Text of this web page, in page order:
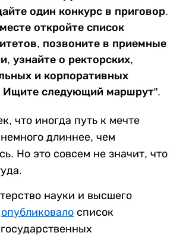
один конкурс в приговор.
откройте список
позвоните в приемные
узнайте о ректорских,
и корпоративных
Ищите следующий маршрут".
что иногда путь к мечте
длиннее, чем
Но это совсем не значит, что
науки и высшего
опубликовало список